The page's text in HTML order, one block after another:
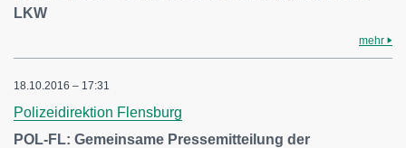
LKW
mehr
18.10.2016 – 17:31
Polizeidirektion Flensburg
POL-FL: Gemeinsame Pressemitteilung der